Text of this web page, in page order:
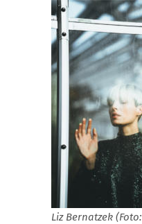
Liz Bernatzek (Foto: